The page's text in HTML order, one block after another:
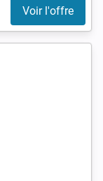
Voir l'offre